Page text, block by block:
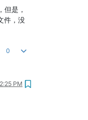
是，
件，没
0
PM